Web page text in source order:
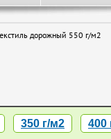
дорожный 550 г/м2
350 г/м2 400